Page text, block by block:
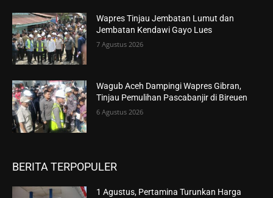
Wapres Tinjau Jembatan Lumut dan
Jembatan Kendawi Gayo Lues
7 Agustus 2026
Wagub Aceh Dampingi Wapres Gibran,
Tinjau Pemulihan Pascabanjir di Bireuen
6 Agustus 2026
BERITA TERPOPULER
1 Agustus, Pertamina Turunkan Harga